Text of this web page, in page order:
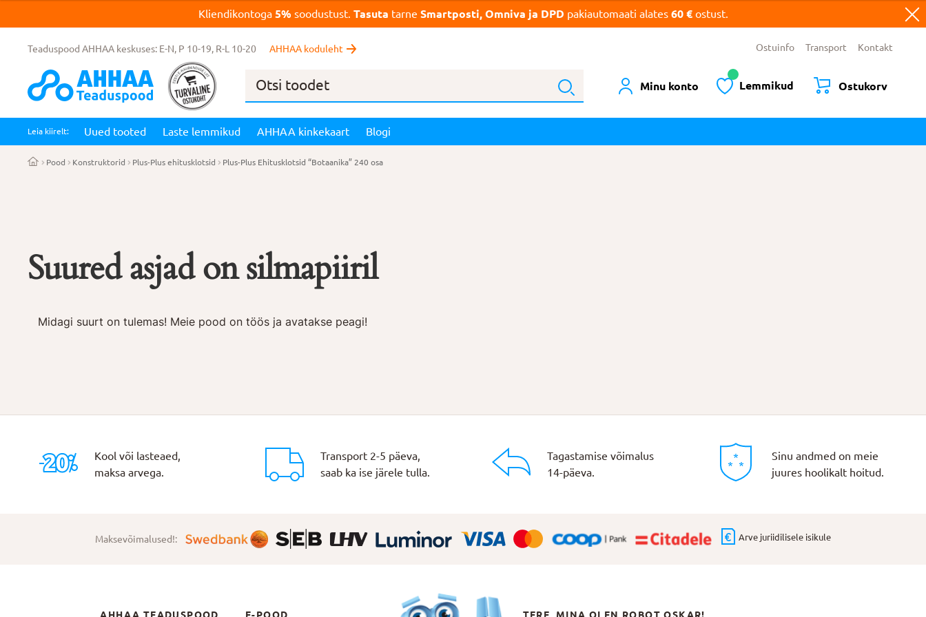
Kliendikontoga5% soodustust. Tasuta tarne Smartposti, Omniva ja DPD pakiautomaati alates 60 € ostust.
Teaduspood AHHAA keskuses: E-N, P 10-19, R-L 10-20 AHHAA koduleht Ostuinfo Transport Kontakt
Products
Minu konto Lemmikud Ostukorv
Leia kiirelt: Uued tooted Laste lemmikud AHHAA kinkekaart Blogi
Pood Konstruktorid Plus-Plus ehitusklotsid Plus-Plus Ehitusklotsid “Botaanika” 240 osa
Suured asjad on silmapiiril
Midagi suurt on tulemas! Meie pood on töös ja avatakse peagi!
Kool või lasteaed,
maksa arvega.
Transport 2-5 päeva,
saab ka ise järele tulla.
Tagastamise võimalus
14-päeva.
Sinu andmed on meie
juures hoolikalt hoitud.
Maksevõimalused!: Arve juriidilisele isikule
AHHAA TEADUSPOOD E-POOD TERE, MINA OLEN ROBOT OSKAR!